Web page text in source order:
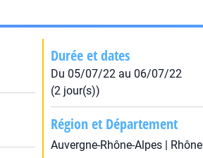
Durée et dates
Du 05/07/22 au 06/07/22
(2 jour(s))
Région et Département
Auvergne-Rhône-Alpes | Rhône